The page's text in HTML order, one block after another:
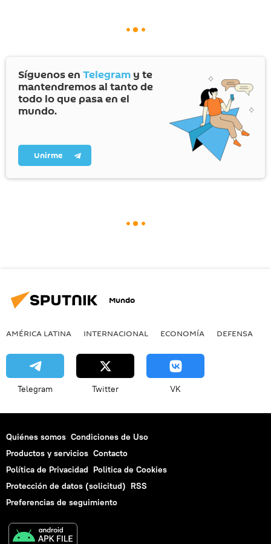
Síguenos en Telegram y te
mantendremos al tanto de
todo lo que pasa en el
mundo.
Unirme
Mundo
AMÉRICA LATINA INTERNACIONAL ECONOMÍA DEFENSA
Telegram Twitter VK
Quiénes somos Condiciones de Uso
Productos y servicios Contacto
Política de Privacidad Politica de Cookies
Protección de datos (solicitud) RSS
Preferencias de seguimiento